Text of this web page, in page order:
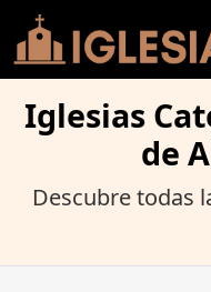
Iglesias
de
Descubre todas